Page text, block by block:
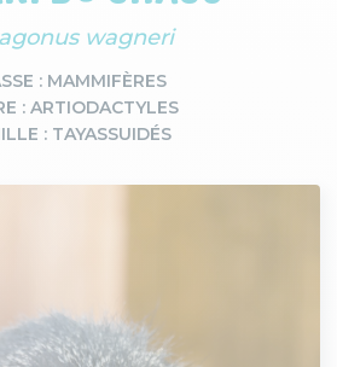
wagneri
: MAMMIFÈRES
: ARTIODACTYLES
: TAYASSUIDÉS